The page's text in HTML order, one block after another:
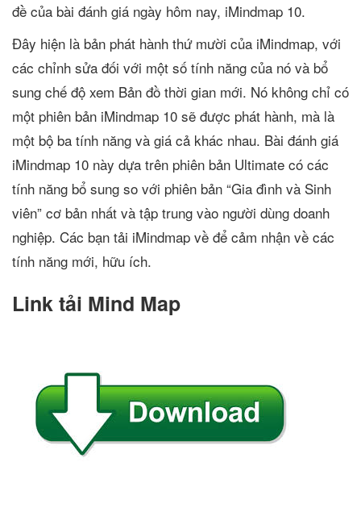
đề của bài đánh giá ngày hôm nay, iMindmap 10.
Đây hiện là bản phát hành thứ mười của iMindmap, với
các chỉnh sửa đối với một số tính năng của nó và bổ
sung chế độ xem Bản đồ thời gian mới. Nó không chỉ có
một phiên bản iMindmap 10 sẽ được phát hành, mà là
một bộ ba tính năng và giá cả khác nhau. Bài đánh giá
iMindmap 10 này dựa trên phiên bản Ultimate có các
tính năng bổ sung so với phiên bản “Gia đình và Sinh
viên” cơ bản nhất và tập trung vào người dùng doanh
nghiệp. Các bạn tải iMindmap về để cảm nhận về các
tính năng mới, hữu ích.
Link tải Mind Map